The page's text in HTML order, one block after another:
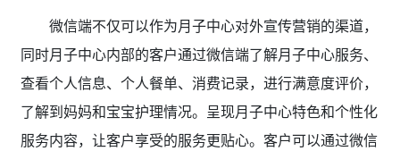
微信端不仅可以作为月子中心对外宣传营销的渠道，
同时月子中心内部的客户通过微信端了解月子中心服务、
查看个人信息、个人餐单、消费记录，进行满意度评价，
了解到妈妈和宝宝护理情况。呈现月子中心特色和个性化
服务内容，让客户享受的服务更贴心。客户可以通过微信